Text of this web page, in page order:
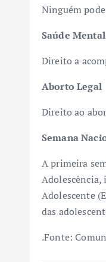
Ninguém
Saúde Mental
Direito a
Aborto Legal
Direito ao
Semana
A primeira
Adolescência,
Adolescente
das
.Fonte: